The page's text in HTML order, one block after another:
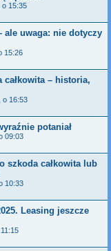
o 15:35
ale uwaga: nie dotyczy
15:26
całkowita – historia,
o 16:53
potaniał
09:03
szkoda całkowita lub
10:33
Leasing jeszcze